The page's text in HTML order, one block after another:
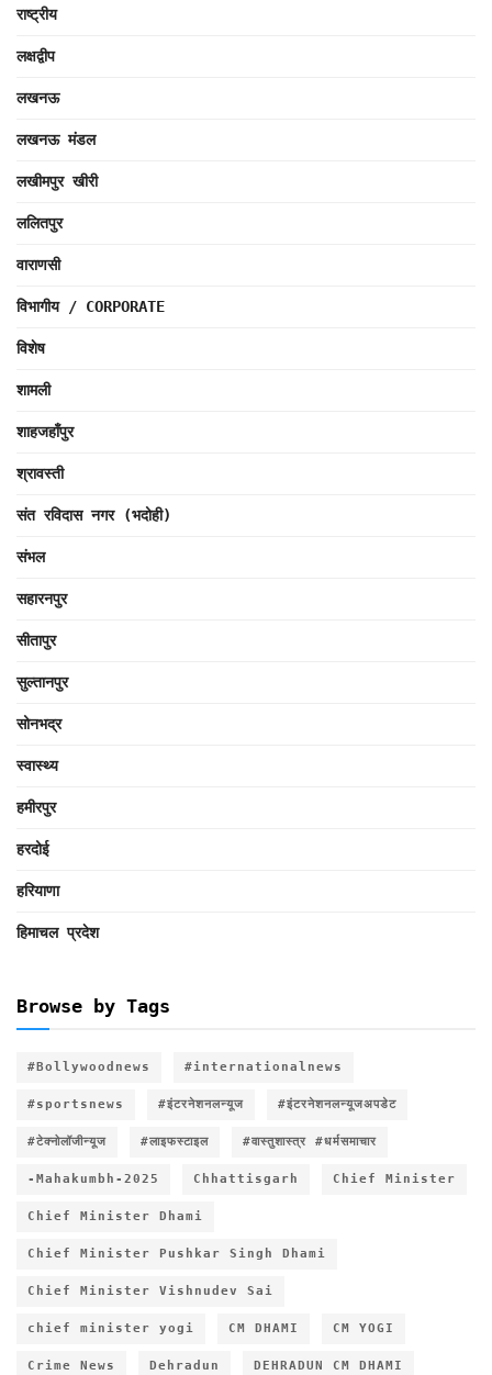
राष्ट्रीय
लक्षद्वीप
लखनऊ
लखनऊ मंडल
लखीमपुर खीरी
ललितपुर
वाराणसी
विभागीय / CORPORATE
विशेष
शामली
शाहजहाँपुर
श्रावस्ती
संत रविदास नगर (भदोही)
संभल
सहारनपुर
सीतापुर
सुल्तानपुर
सोनभद्र
स्वास्थ्य
हमीरपुर
हरदोई
हरियाणा
हिमाचल प्रदेश
Browse by Tags
#Bollywoodnews #internationalnews
#sportsnews #इंटरनेशनलन्यूज #इंटरनेशनलन्यूजअपडेट
#टेक्नोलॉजीन्यूज #लाइफस्टाइल #वास्तुशास्त्र #धर्मसमाचार
-Mahakumbh-2025 Chhattisgarh Chief Minister
Chief Minister Dhami
Chief Minister Pushkar Singh Dhami
Chief Minister Vishnudev Sai
chief minister yogi CM DHAMI CM YOGI
Crime News Dehradun DEHRADUN CM DHAMI